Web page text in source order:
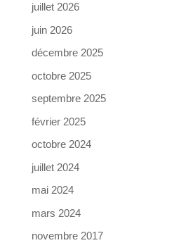
juillet 2026
juin 2026
décembre 2025
octobre 2025
septembre 2025
février 2025
octobre 2024
juillet 2024
mai 2024
mars 2024
novembre 2017